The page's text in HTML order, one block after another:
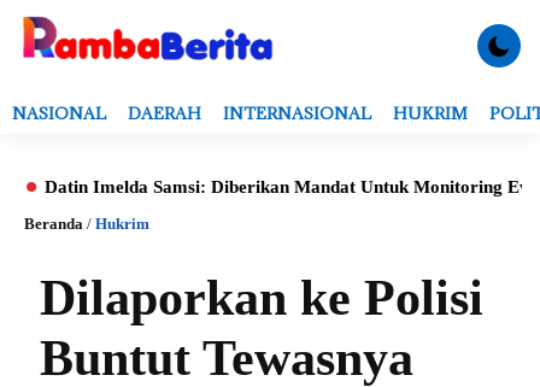
NASIONAL DAERAH INTERNASIONAL HUKRIM
Imelda Samsi: Diberikan Mandat Untuk Monitoring Evaluasi,
Beranda / Hukrim
Dilaporkan ke Polisi
Buntut Tewasnya